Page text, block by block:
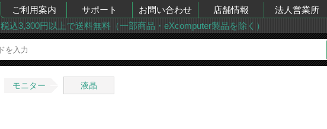
ご利用案内 サポート お問い合わせ 店舗情報 法人営業所
税込3,300円以上で送料無料（一部商品・eXcomputer製品を除く）
モニター 液晶